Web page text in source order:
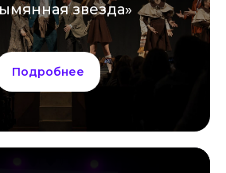
звезда»
Подробнее